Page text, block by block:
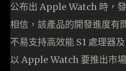
公布出 Apple Watch 時，
相信，該產品的開發進度有
不易支持高效能 S1 處理器
以 Apple Watch 要推出市